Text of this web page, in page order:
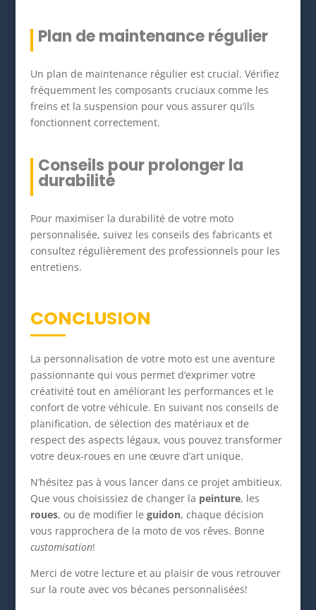
Plan de maintenance régulier
Un plan de maintenance régulier est crucial. Vérifiez
fréquemment les composants cruciaux comme les
freins et la suspension pour vous assurer qu’ils
fonctionnent correctement.
Conseils pour prolonger la
durabilité
Pour maximiser la durabilité de votre moto
personnalisée, suivez les conseils des fabricants et
consultez régulièrement des professionnels pour les
entretiens.
CONCLUSION
La personnalisation de votre moto est une aventure
passionnante qui vous permet d’exprimer votre
créativité tout en améliorant les performances et le
confort de votre véhicule. En suivant nos conseils de
planification, de sélection des matériaux et de
respect des aspects légaux, vous pouvez transformer
votre deux-roues en une œuvre d’art unique.
N’hésitez pas à vous lancer dans ce projet ambitieux.
Que vous choisissiez de changer la peinture, les
roues, ou de modifier le guidon, chaque décision
vous rapprochera de la moto de vos rêves. Bonne
customisation!
Merci de votre lecture et au plaisir de vous retrouver
sur la route avec vos bécanes personnalisées!